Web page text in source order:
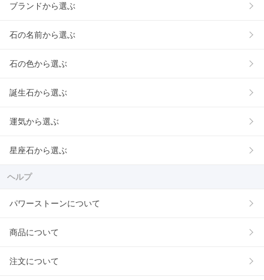
ブランドから選ぶ
石の名前から選ぶ
石の色から選ぶ
誕生石から選ぶ
運気から選ぶ
星座石から選ぶ
ヘルプ
パワーストーンについて
商品について
注文について